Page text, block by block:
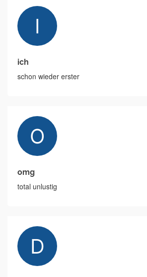
ich
schon wieder erster
omg
total unlustig